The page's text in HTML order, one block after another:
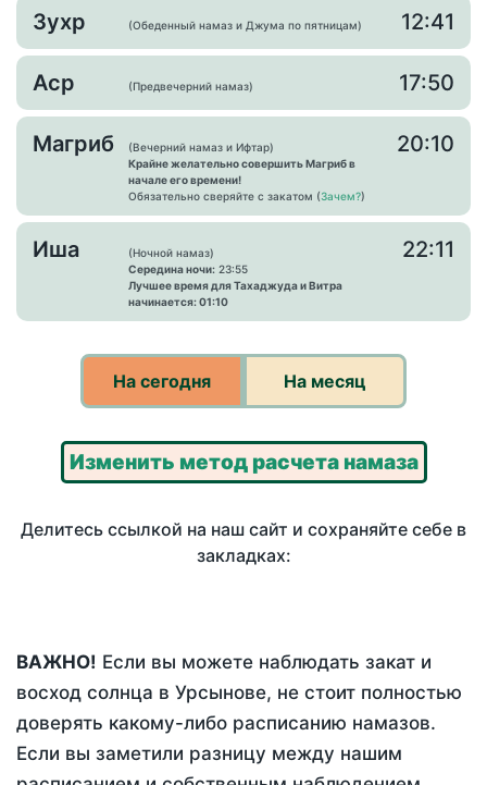
Зухр (Обеденный намаз и Джума по пятницам) 12:41
Аср (Предвечерний намаз) 17:50
Магриб
(Вечерний намаз и Ифтар)
Крайне желательно совершить Магриб в
начале его времени!
Обязательно сверяйте с закатом (Зачем?)
20:10
Иша
(Ночной намаз)
Середина ночи: 23:55
Лучшее время для Тахаджуда и Витра
начинается: 01:10
22:11
На сегодня На месяц
Изменить метод расчета намаза
Делитесь ссылкой на наш сайт и сохраняйте себе в
закладках:
ВАЖНО! Если вы можете наблюдать закат и
восход солнца в Урсынове, не стоит полностью
доверять какому-либо расписанию намазов.
Если вы заметили разницу между нашим